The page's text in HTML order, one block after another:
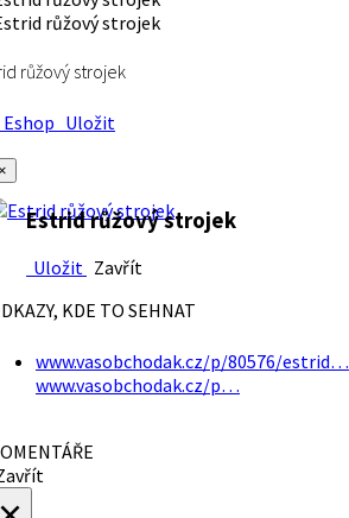
růžový strojek
Uložit
Estrid růžový strojek
Uložit Zavřít
KDE TO SEHNAT
www.vasobchodak.cz/p/80576/estrid…
www.vasobchodak.cz/p…